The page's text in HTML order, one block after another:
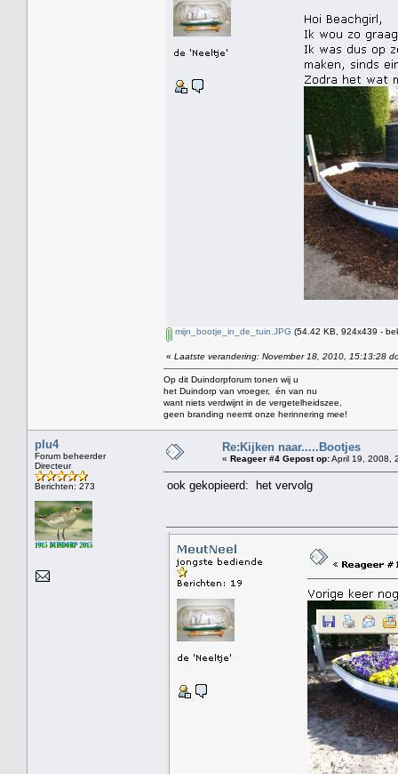
mijn_bootje_in_de_tuin.JPG (54.42 KB, 924x439 -
« Laatste verandering: November 18, 2010, 15:13:28
Op dit Duindorpforum tonen wij u
het Duindorp van vroeger, én van nu
want niets verdwijnt in de vergetelheidszee,
geen branding neemt onze herinnering mee!
plu4
Forum beheerder
Directeur
Berichten: 273
Re:Kijken naar.....Bootjes
« Reageer #4 Gepost op:April 19, 2008,
ook gekopieerd: het vervolg